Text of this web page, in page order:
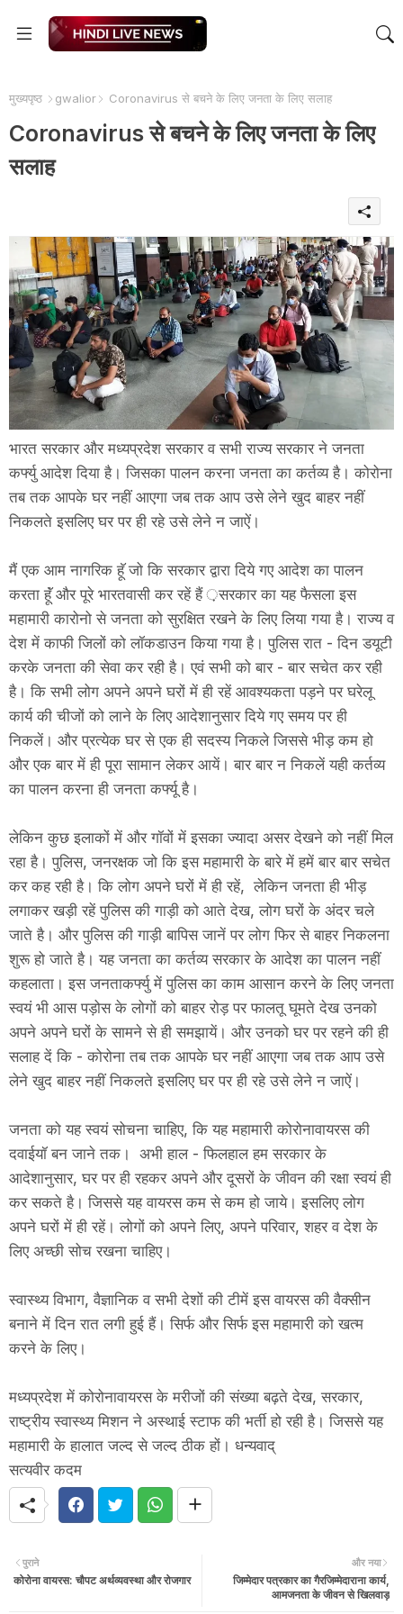
मुख्यपृष्ठ gwalior Coronavirus से बचने के लिए जनता के लिए सलाह
Coronavirus से बचने के लिए जनता के लिए
सलाह
भारत सरकार और मध्यप्रदेश सरकार व सभी राज्य सरकार ने जनता
कर्फ्यु आदेश दिया है। जिसका पालन करना जनता का कर्तव्य है। कोरोना
तब तक आपके घर नहीं आएगा जब तक आप उसे लेने खुद बाहर नहीं
निकलते इसलिए घर पर ही रहे उसे लेने न जाऐं।
मैं एक आम नागरिक हॅू जो कि सरकार द्वारा दिये गए आदेश का पालन
करता हूॅं और पूरे भारतवासी कर रहें हैं ़सरकार का यह फैसला इस
महामारी कारोनो से जनता को सुरक्षित रखने के लिए लिया गया है। राज्य व
देश में काफी जिलों को लॉकडाउन किया गया है। पुलिस रात - दिन डयूटी
करके जनता की सेवा कर रही है। एवं सभी को बार - बार सचेत कर रही
है। कि सभी लोग अपने अपने घरों में ही रहें आवश्यकता पड़ने पर घरेलू
कार्य की चीजों को लाने के लिए आदेशानुसार दिये गए समय पर ही
निकलें। और प्रत्येक घर से एक ही सदस्य निकले जिससे भीड़ कम हो
और एक बार में ही पूरा सामान लेकर आयें। बार बार न निकलें यही कर्तव्य
का पालन करना ही जनता कर्फ्यू है।
लेकिन कुछ इलाकों में और गॉवों में इसका ज्यादा असर देखने को नहीं मिल
रहा है। पुलिस, जनरक्षक जो कि इस महामारी के बारे में हमें बार बार सचेत
कर कह रही है। कि लोग अपने घरों में ही रहें, लेकिन जनता ही भीड़
लगाकर खड़ी रहें पुलिस की गाड़ी को आते देख, लोग घरों के अंदर चले
जाते है। और पुलिस की गाड़ी बापिस जानें पर लोग फिर से बाहर निकलना
शुरू हो जाते है। यह जनता का कर्तव्य सरकार के आदेश का पालन नहीं
कहलाता। इस जनताकर्फ्यु में पुलिस का काम आसान करने के लिए जनता
स्वयं भी आस पड़ोस के लोगों को बाहर रोड़ पर फालतू घूमते देख उनको
अपने अपने घरों के सामने से ही समझायें। और उनको घर पर रहने की ही
सलाह दें कि - कोरोना तब तक आपके घर नहीं आएगा जब तक आप उसे
लेने खुद बाहर नहीं निकलते इसलिए घर पर ही रहे उसे लेने न जाऐं।
जनता को यह स्वयं सोचना चाहिए, कि यह महामारी कोरोनावायरस की
दवाईयॉ बन जाने तक। अभी हाल - फिलहाल हम सरकार के
आदेशानुसार, घर पर ही रहकर अपने और दूसरों के जीवन की रक्षा स्वयं ही
कर सकते है। जिससे यह वायरस कम से कम हो जाये। इसलिए लोग
अपने घरों में ही रहें। लोगों को अपने लिए, अपने परिवार, शहर व देश के
लिए अच्छी सोच रखना चाहिए।
स्वास्थ्य विभाग, वैज्ञानिक व सभी देशों की टीमें इस वायरस की वैक्सीन
बनाने में दिन रात लगी हुई हैं। सिर्फ और सिर्फ इस महामारी को खत्म
करने के लिए।
मध्यप्रदेश में कोरोनावायरस के मरीजों की संख्या बढ़ते देख, सरकार,
राष्ट्रीय स्वास्थ्य मिशन ने अस्थाई स्टाफ की भर्ती हो रही है। जिससे यह
महामारी के हालात जल्द से जल्द ठीक हों। धन्यवाद्
सत्यवीर कदम
और नया
जिम्मेदार पत्रकार का गैरजिम्मेदाराना कार्य,
आमजनता के जीवन से खिलवाड़
पुराने
कोरोना वायरस: चौपट अर्थव्यवस्था और रोजगार